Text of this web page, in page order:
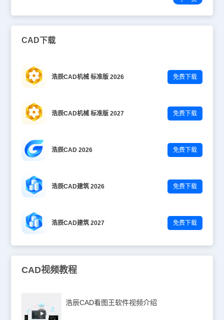
CAD下载
浩辰CAD机械 标准版 2026 免费下载
浩辰CAD机械 标准版 2027 免费下载
浩辰CAD 2026 免费下载
浩辰CAD建筑 2026 免费下载
浩辰CAD建筑 2027 免费下载
CAD视频教程
浩辰CAD看图王软件视频介绍